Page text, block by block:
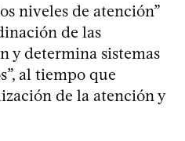
niveles de atención”
de las
y determina sistemas
al tiempo que
de la atención y